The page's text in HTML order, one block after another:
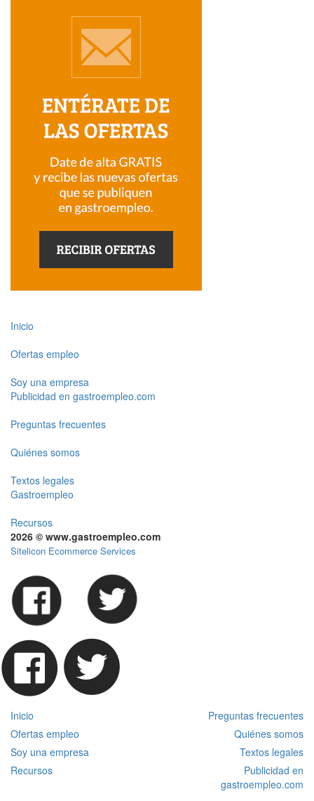
Inicio
Ofertas empleo
Soy una empresa
Publicidad en gastroempleo.com
Preguntas frecuentes
Quiénes somos
Textos legales
Gastroempleo
Recursos
2026 © www.gastroempleo.com
Sitelicon Ecommerce Services
Inicio
Preguntas frecuentes
Ofertas empleo
Quiénes somos
Soy una empresa
Textos legales
Recursos
Publicidad en
gastroempleo.com